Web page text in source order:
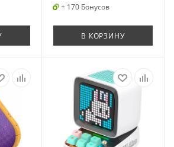
+ 170 Бонусов
В КОРЗИНУ